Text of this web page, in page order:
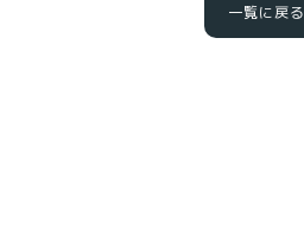
一覧に戻る